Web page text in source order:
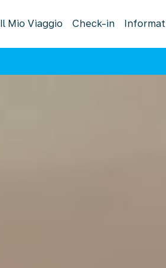
Il Mio Viaggio Check-in